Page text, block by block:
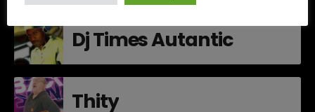
Dj Times Autantic
Thity